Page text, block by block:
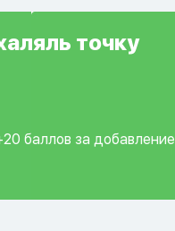
точку
баллов за добавление